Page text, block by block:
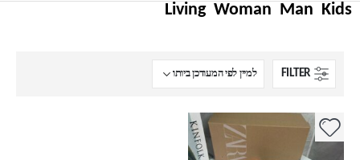
Kids
Man
Woman
Living
FILTER
למוצר